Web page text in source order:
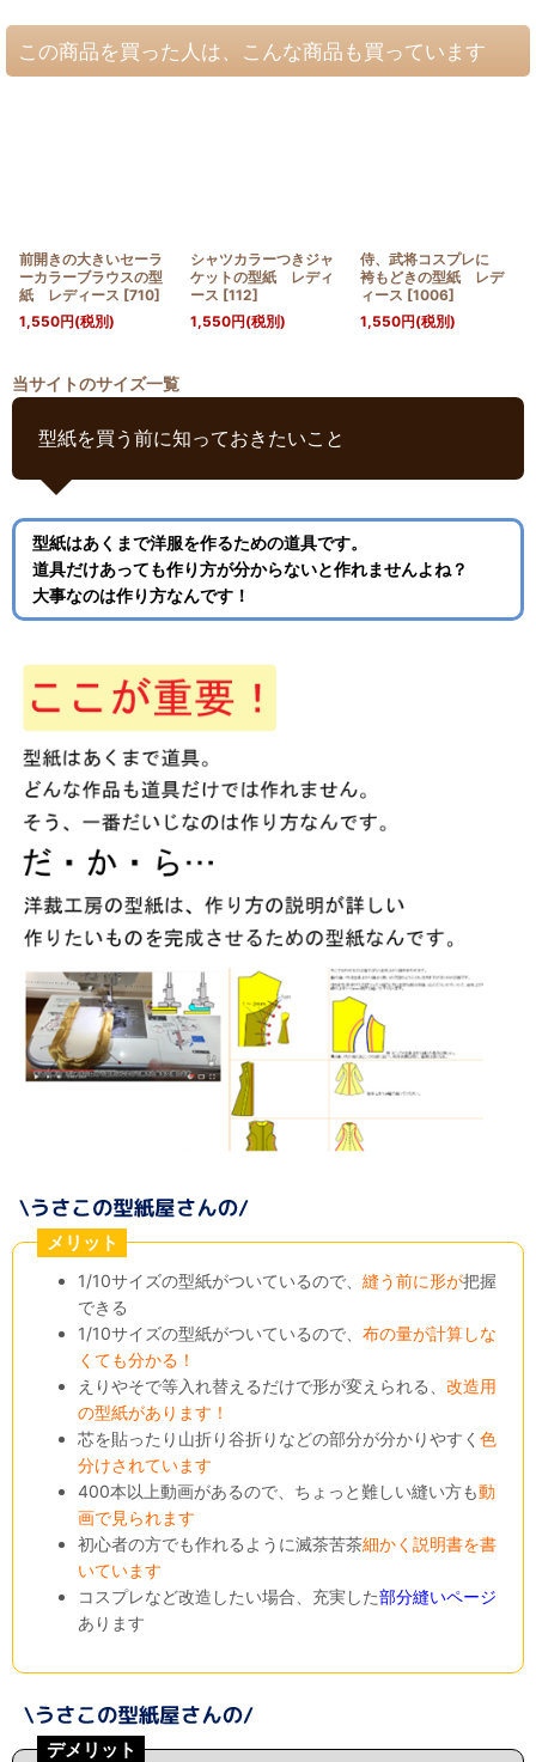
この商品を買った人は、こんな商品も買っています
前開きの大きいセーラ
ーカラーブラウスの型
紙 レディース [710]
1,550円(税別)
シャツカラーつきジャ
ケットの型紙 レディ
ース [112]
1,550円(税別)
侍、武将コスプレに
袴もどきの型紙 レデ
ィース [1006]
1,550円(税別)
当サイトのサイズ一覧
型紙を買う前に知っておきたいこと
型紙はあくまで洋服を作るための道具です。
道具だけあっても作り方が分からないと作れませんよね？
大事なのは作り方なんです！
メリット
1/10サイズの型紙がついているので、縫う前に形が把握
できる
1/10サイズの型紙がついているので、布の量が計算しな
くても分かる！
えりやそで等入れ替えるだけで形が変えられる、改造用
の型紙があります！
芯を貼ったり山折り谷折りなどの部分が分かりやすく色
分けされています
400本以上動画があるので、ちょっと難しい縫い方も動
画で見られます
初心者の方でも作れるように滅茶苦茶細かく説明書を書
いています
コスプレなど改造したい場合、充実した部分縫いページ
あります
デメリット